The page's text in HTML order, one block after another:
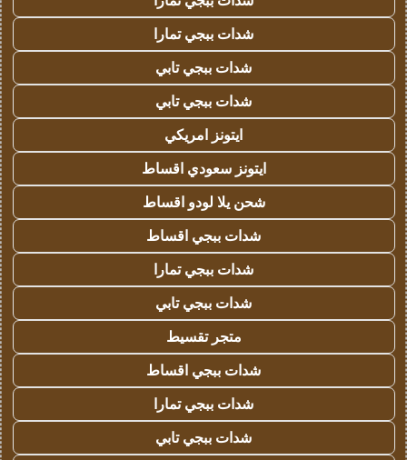
شدات ببجي تمارا
شدات ببجي تابي
شدات ببجي تابي
ايتونز امريكي
ايتونز سعودي اقساط
شحن يلا لودو اقساط
شدات ببجي اقساط
شدات ببجي تمارا
شدات ببجي تابي
متجر تقسيط
شدات ببجي اقساط
شدات ببجي تمارا
شدات ببجي تابي